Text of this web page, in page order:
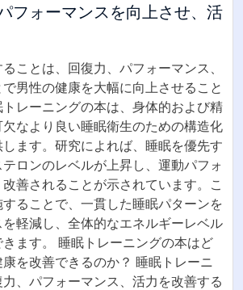
フォーマンスを向上させ、活
ことは、回復力、パフォーマンス、
男性の健康を大幅に向上させること
レーニングの本は、身体的および精
なより良い睡眠衛生のための構造化
ます。研究によれば、睡眠を優先す
ロンのレベルが上昇し、運動パフォ
善されることが示されています。こ
ることで、一貫した睡眠パターンを
軽減し、全体的なエネルギーレベル
ます。 睡眠トレーニングの本はど
を改善できるのか？ 睡眠トレーニ
、パフォーマンス、活力を改善する